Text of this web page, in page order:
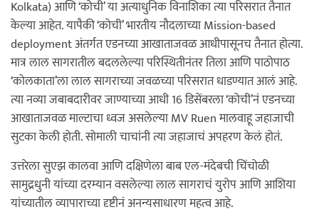
Kolkata) आणि ‘कोची’ या अत्याधुनिक विनाशिका त्या परिसरात तैनात
केल्या आहेत. यापैकी ‘कोची’ भारतीय नौदलाच्या Mission-based
deployment अंतर्गत एडनच्या आखाताजवळ आधीपासूनच तैनात होत्या.
मात्र लाल सागरातील बदललेल्या परिस्थितीनंतर तिला आणि पाठोपाठ
‘कोलकाता’ला लाल सागराच्या जवळच्या परिसरात धाडण्यात आलं आहे.
त्या नव्या जबाबदारीवर जाण्याच्या आधी 16 डिसेंबरला ‘कोची’नं एडनच्या
आखाताजवळ माल्टाचा ध्वज असलेल्या MV Ruen मालवाहू जहाजाची
सुटका केली होती. सोमाली चाचांनी त्या जहाजाचं अपहरण केलं होतं.
उत्तरेला सुएझ कालवा आणि दक्षिणेला बाब एल-मंदेबची चिंचोळी
सामुद्रधुनी यांच्या दरम्यान वसलेल्या लाल सागराचं युरोप आणि आशिया
यांच्यातील व्यापाराच्या दृष्टीनं अनन्यसाधारण महत्व आहे.